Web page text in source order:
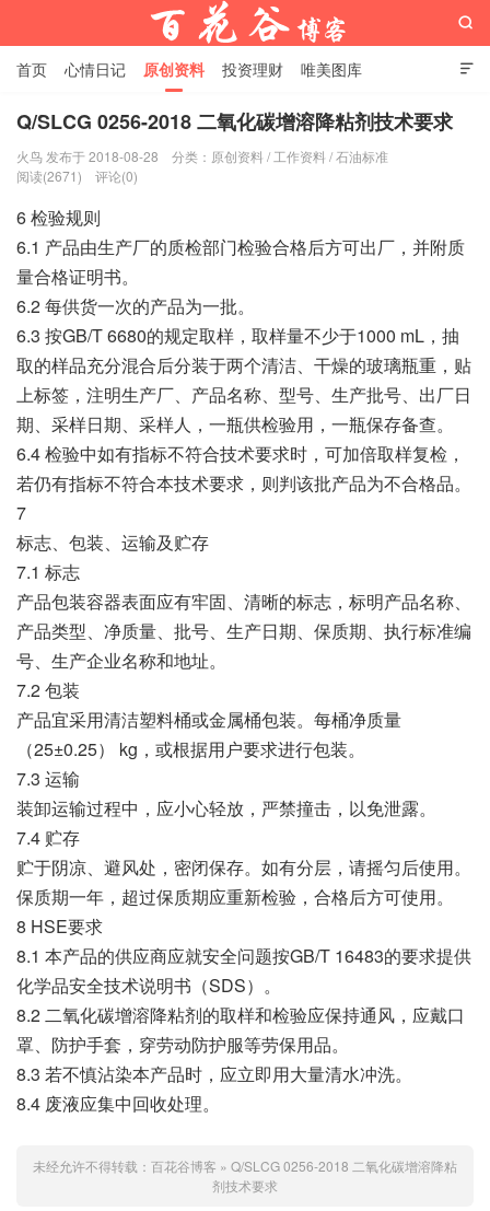

首页 心情日记 原创资料 投资理财 唯美图库
影音视频 工作照片 Python代码

Q/SLCG 0256-2018 二氧化碳增溶降粘剂技术要求
火鸟 发布于 2018-08-28 分类： 原创资料 / 工作资料 /石油标准
阅读(2671)
评论(0)
6 检验规则
6.1 产品由生产厂的质检部门检验合格后方可出厂，并附质
量合格证明书。
6.2 每供货一次的产品为一批。
6.3 按GB/T 6680的规定取样，取样量不少于1000 mL，抽
取的样品充分混合后分装于两个清洁、干燥的玻璃瓶重，贴
上标签，注明生产厂、产品名称、型号、生产批号、出厂日
期、采样日期、采样人，一瓶供检验用，一瓶保存备查。
6.4 检验中如有指标不符合技术要求时，可加倍取样复检，
若仍有指标不符合本技术要求，则判该批产品为不合格品。
7
标志、包装、运输及贮存
7.1 标志
产品包装容器表面应有牢固、清晰的标志，标明产品名称、
产品类型、净质量、批号、生产日期、保质期、执行标准编
号、生产企业名称和地址。
7.2 包装
产品宜采用清洁塑料桶或金属桶包装。每桶净质量
（25±0.25） kg，或根据用户要求进行包装。
7.3 运输
装卸运输过程中，应小心轻放，严禁撞击，以免泄露。
7.4 贮存
贮于阴凉、避风处，密闭保存。如有分层，请摇匀后使用。
保质期一年，超过保质期应重新检验，合格后方可使用。
8 HSE要求
8.1 本产品的供应商应就安全问题按GB/T 16483的要求提供
化学品安全技术说明书（SDS）。
8.2 二氧化碳增溶降粘剂的取样和检验应保持通风，应戴口
罩、防护手套，穿劳动防护服等劳保用品。
8.3 若不慎沾染本产品时，应立即用大量清水冲洗。
8.4 废液应集中回收处理。
未经允许不得转载： 百花谷博客 » Q/SLCG 0256-2018 二氧化碳增溶降粘
剂技术要求